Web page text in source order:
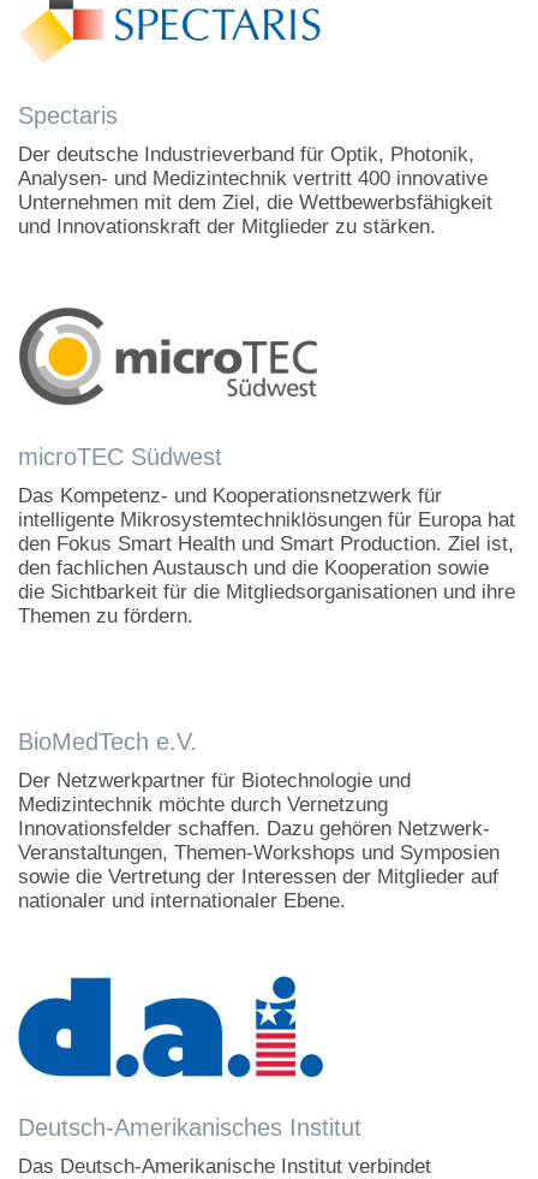
Spectaris
Der deutsche Industrieverband für Optik, Photonik,
Analysen- und Medizintechnik vertritt 400 innovative
Unternehmen mit dem Ziel, die Wettbewerbsfähigkeit
und Innovationskraft der Mitglieder zu stärken.
microTEC Südwest
Das Kompetenz- und Kooperationsnetzwerk für
intelligente Mikrosystemtechniklösungen für Europa hat
den Fokus Smart Health und Smart Production. Ziel ist,
den fachlichen Austausch und die Kooperation sowie
die Sichtbarkeit für die Mitgliedsorganisationen und ihre
Themen zu fördern.
BioMedTech e.V.
Der Netzwerkpartner für Biotechnologie und
Medizintechnik möchte durch Vernetzung
Innovationsfelder schaffen. Dazu gehören Netzwerk-
Veranstaltungen, Themen-Workshops und Symposien
sowie die Vertretung der Interessen der Mitglieder auf
nationaler und internationaler Ebene.
Deutsch-Amerikanisches Institut
Das Deutsch-Amerikanische Institut verbindet